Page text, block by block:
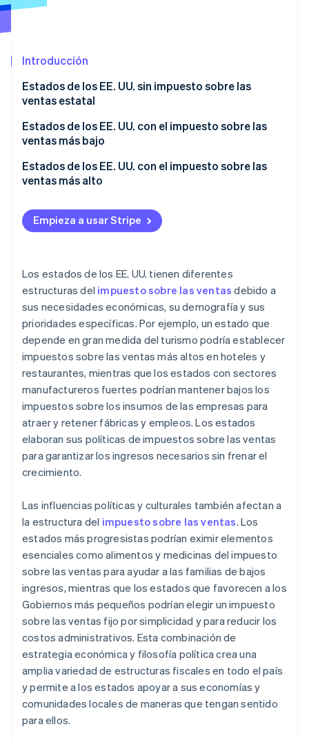
Constitución de una startup
Climate
Eliminación de dióxido de carbono
Verificación de identidad en línea
Sesiones de Stripe 2026
Descubre cómo Stripe construye la infraestructura
Stripe App Marketplace
Introducción
Estados de los EE. UU. sin impuesto sobre las
ventas estatal
Estados de los EE. UU. con el impuesto sobre las
ventas más bajo
Estados de los EE. UU. con el impuesto sobre las
ventas más alto
Empieza a usar Stripe
Los estados de los EE. UU. tienen diferentes
estructuras del impuesto sobre las ventas debido a
sus necesidades económicas, su demografía y sus
prioridades específicas. Por ejemplo, un estado que
depende en gran medida del turismo podría establecer
impuestos sobre las ventas más altos en hoteles y
restaurantes, mientras que los estados con sectores
manufactureros fuertes podrían mantener bajos los
impuestos sobre los insumos de las empresas para
atraer y retener fábricas y empleos. Los estados
elaboran sus políticas de impuestos sobre las ventas
para garantizar los ingresos necesarios sin frenar el
crecimiento.
Las influencias políticas y culturales también afectan a
la estructura del impuesto sobre las ventas. Los
estados más progresistas podrían eximir elementos
esenciales como alimentos y medicinas del impuesto
sobre las ventas para ayudar a las familias de bajos
ingresos, mientras que los estados que favorecen a los
Gobiernos más pequeños podrían elegir un impuesto
sobre las ventas fijo por simplicidad y para reducir los
costos administrativos. Esta combinación de
estrategia económica y filosofía política crea una
amplia variedad de estructuras fiscales en todo el país
y permite a los estados apoyar a sus economías y
comunidades locales de maneras que tengan sentido
para ellos.